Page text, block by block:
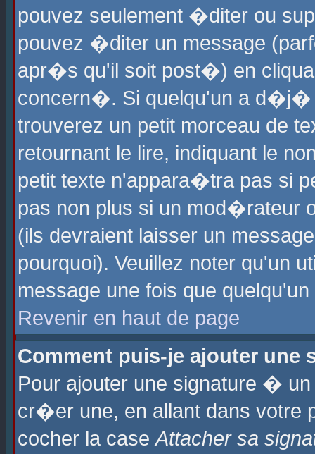
pouvez seulement �diter ou
pouvez �diter un message
apr�s qu'il soit post�) en
concern�. Si quelqu'un a
trouverez un petit morceau de
retournant le lire, indiquant le
petit texte n'appara�tra pas si
pas non plus si un mod�rateur
(ils devraient laisser un
pourquoi). Veuillez noter qu'un
message une fois que
Revenir en haut de page
Comment puis-je ajouter une
Pour ajouter une signature �
cr�er une, en allant dans
cocher la caseAttacher sa